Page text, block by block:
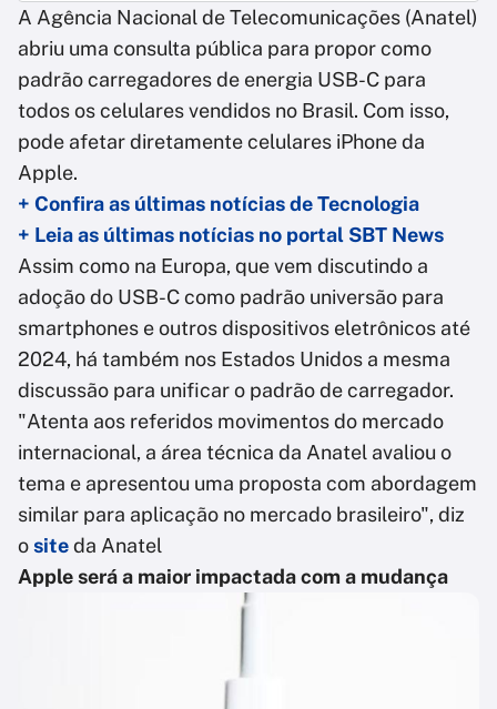
A Agência Nacional de Telecomunicações (Anatel)
abriu uma consulta pública para propor como
padrão carregadores de energia USB-C para
todos os celulares vendidos no Brasil. Com isso,
pode afetar diretamente celulares iPhone da
Apple.
+ Confira as últimas notícias de Tecnologia
+ Leia as últimas notícias no portal SBT News
Assim como na Europa, que vem discutindo a
adoção do USB-C como padrão universão para
smartphones e outros dispositivos eletrônicos até
2024, há também nos Estados Unidos a mesma
discussão para unificar o padrão de carregador.
"Atenta aos referidos movimentos do mercado
internacional, a área técnica da Anatel avaliou o
tema e apresentou uma proposta com abordagem
similar para aplicação no mercado brasileiro", diz
ositeda Anatel
Apple será a maior impactada com a mudança